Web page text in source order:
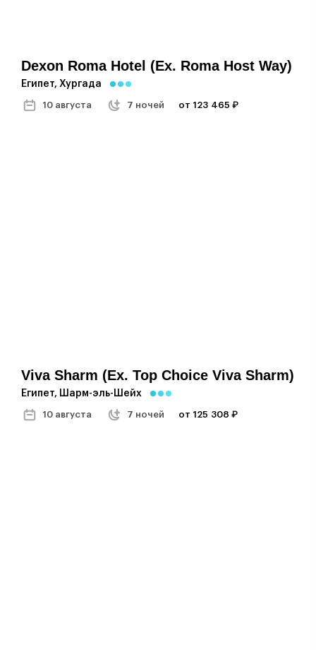
Dexon Roma Hotel (ex. Roma Host Way)
Египет, Хургада
10 августа 7 ночей от 123 465 ₽
Viva Sharm (ex. Top Choice Viva Sharm)
Египет, Шарм-эль-Шейх
10 августа 7 ночей от 125 308 ₽